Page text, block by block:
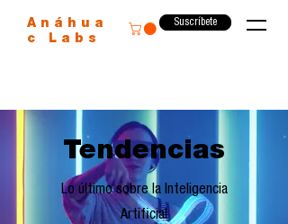
Anáhua
c Labs
Suscríbete
Tendencias
Lo último sobre la Inteligencia
Artificial